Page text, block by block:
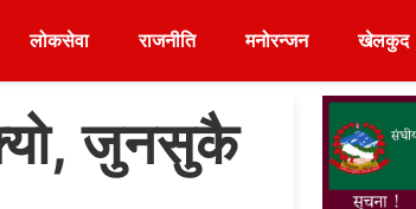
लोकसेवा राजनीति मनोरन्जन खेलकुद
जुनसुकै